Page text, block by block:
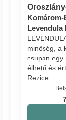
Komárom-
Levendula
minőség, a
csupán egy
élhető és
Rezide...